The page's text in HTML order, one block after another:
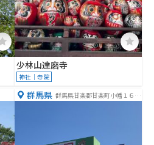
少林山達磨寺
神社｜寺院
群馬県 群馬県甘楽郡甘楽町小幡１６１